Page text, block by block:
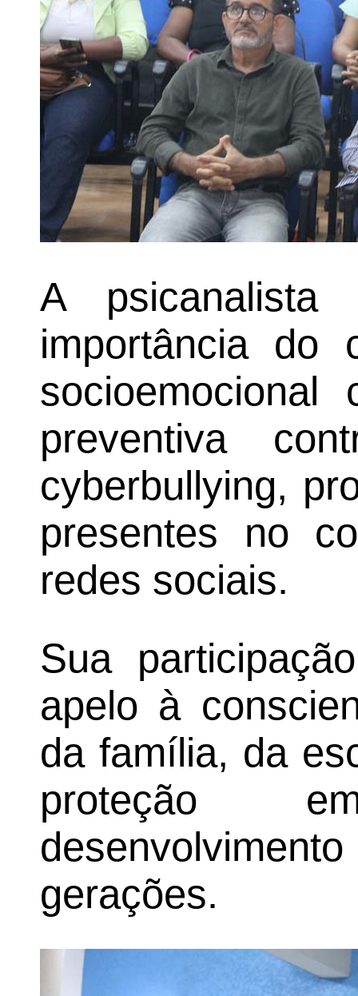
A psicanalista
importância do
socioemocional
preventiva
cyberbullying,
presentes no
redes sociais.
Sua
apelo à
da família, da
proteção
gerações.